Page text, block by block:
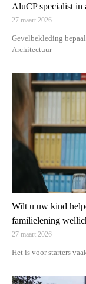
AluCP specialist in
27 maart 2026
Gevelbekleding
Architectuur
Wilt u uw kind
familielening
27 maart 2026
Het is voor starters